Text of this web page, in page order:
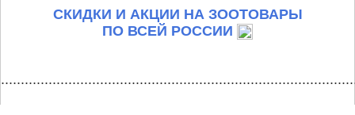
СКИДКИ И АКЦИИ НА ЗООТОВАРЫ
ПО ВСЕЙ РОССИИ